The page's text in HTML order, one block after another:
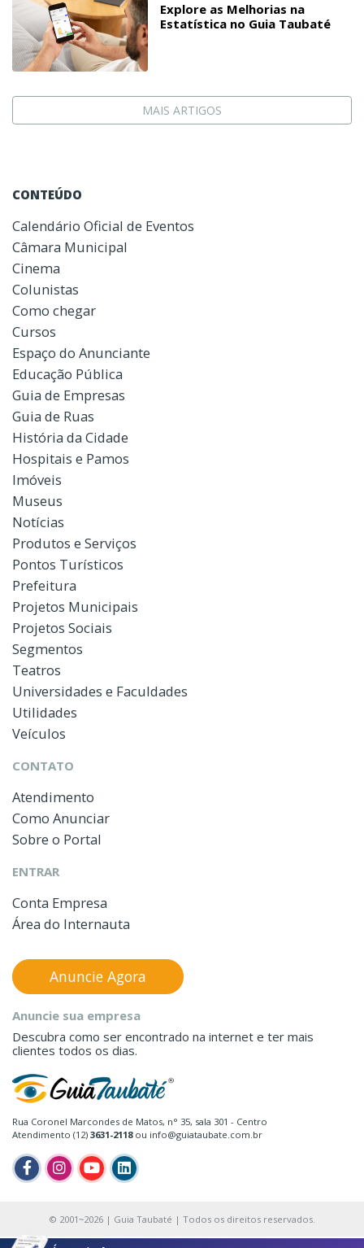
Explore as Melhorias na
Estatística no Guia Taubaté
MAIS ARTIGOS
CONTEÚDO
Calendário Oficial de Eventos
Câmara Municipal
Cinema
Colunistas
Como chegar
Cursos
Espaço do Anunciante
Educação Pública
Guia de Empresas
Guia de Ruas
História da Cidade
Hospitais e Pamos
Imóveis
Museus
Notícias
Produtos e Serviços
Pontos Turísticos
Prefeitura
Projetos Municipais
Projetos Sociais
Segmentos
Teatros
Universidades e Faculdades
Utilidades
Veículos
CONTATO
Atendimento
Como Anunciar
Sobre o Portal
ENTRAR
Conta Empresa
Área do Internauta
Rua Coronel Marcondes de Matos, n° 35, sala 301 - Centro
Atendimento (12) 3631-2118ou info@guiataubate.com.br
Anuncie sua empresa
Descubra como ser encontrado na internet e ter mais
clientes todos os dias.
Anuncie Agora
© 2001~2026 | Guia Taubaté | Todos os direitos reservados.